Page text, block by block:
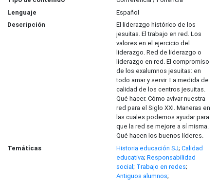
Lenguaje
Español
Descripción
El liderazgo histórico de los
jesuitas. El trabajo en red. Los
valores en el ejercicio del
liderazgo. Red de liderazgo o
liderazgo en red. El compromiso
de los exalumnos jesuitas: en
todo amar y servir. La medida de
calidad de los centros jesuitas.
Qué hacer. Cómo avivar nuestra
red para el Siglo XXI. Maneras en
las cuales podemos ayudar para
que la red se mejore a sí misma.
Qué hacen los buenos líderes.
Temáticas
Historia educación SJ; Calidad
educativa; Responsabilidad
social; Trabajo en redes;
Antiguos alumnos;